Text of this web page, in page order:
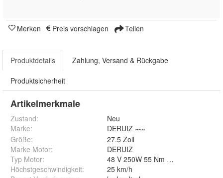
Merken Preis vorschlagen Teilen
Produktdetails Zahlung, Versand & Rückgabe
Produktsicherheit
Artikelmerkmale
Zustand:
Neu
Marke:
DERUIZ
Größe:
27.5 Zoll
Marke Motor:
DERUIZ
Typ Motor:
48 V 250W 55 Nm Heckmotor
Höchstgeschwindigkeit:
25 km/h